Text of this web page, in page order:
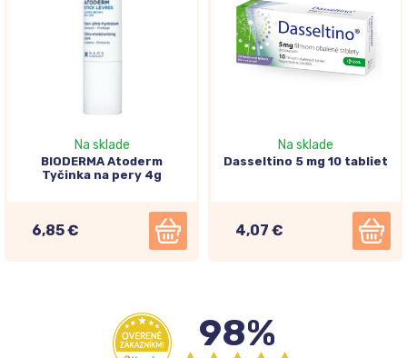
Na sklade
BIODERMA Atoderm
Tyčinka na pery 4g
6,85 €
Na sklade
Dasseltino 5 mg 10 tabliet
4,07 €
98%